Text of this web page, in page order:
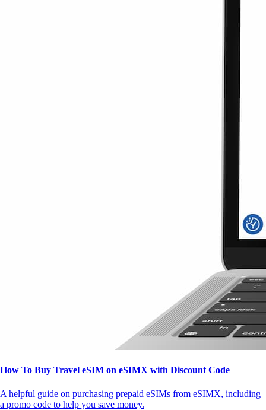
How To Buy Travel eSIM on eSIMX with Discount Code
A helpful guide on purchasing prepaid eSIMs from eSIMX, including
a promo code to help you save money.